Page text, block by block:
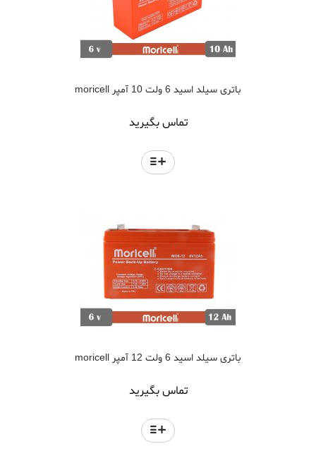
باتری سیلد اسید 6 ولت 10 آمپر moricell
تماس بگیرید
باتری سیلد اسید 6 ولت 12 آمپر moricell
تماس بگیرید